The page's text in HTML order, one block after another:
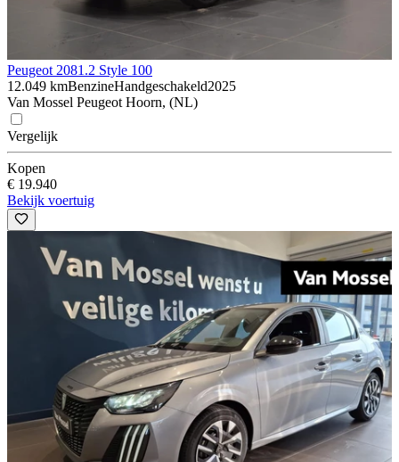
Peugeot 2081.2 Style 100
12.049 kmBenzineHandgeschakeld2025
Van Mossel Peugeot Hoorn, (NL)
Vergelijk
Kopen
€ 19.940
Bekijk voertuig